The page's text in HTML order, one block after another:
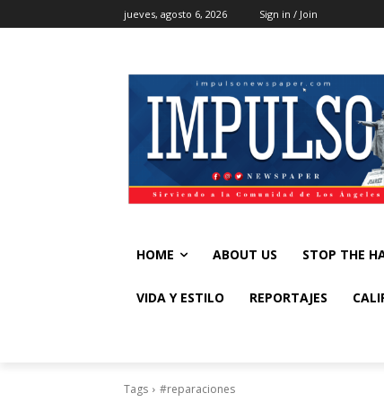
jueves, agosto 6, 2026 Sign in / Join
HOME ABOUT US STOP THE
VIDA Y ESTILO REPORTAJES
Tags #reparaciones